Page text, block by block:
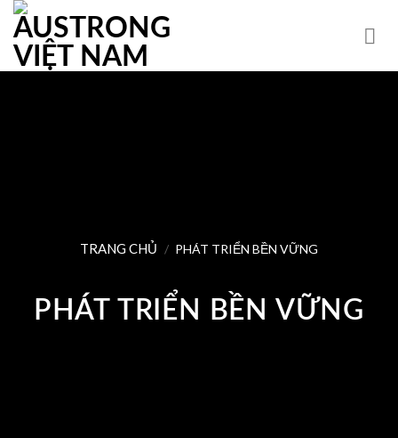
Skip
content
TRANG CHỦ / PHÁT TRIỂN BỀN VỮNG
PHÁT TRIỂN BỀN VỮNG